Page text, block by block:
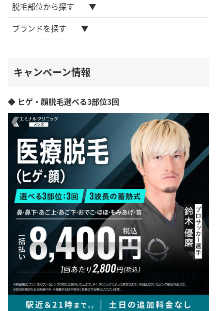
脱毛部位から探す
ブランドを探す
キャンペーン情報
◆ ヒゲ・顔脱毛選べる3部位3回